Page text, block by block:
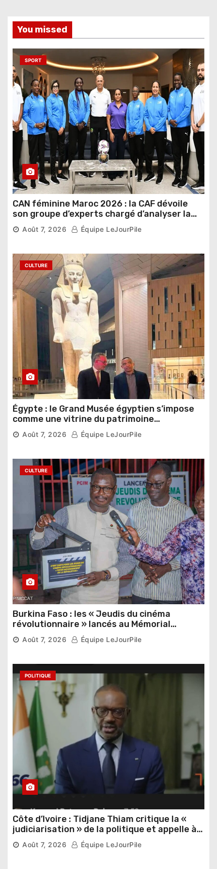
You missed
SPORT
CAN féminine Maroc 2026 : la CAF dévoile
son groupe d’experts chargé d’analyser la
compétition
Août 7, 2026 Équipe LeJourPile
CULTURE
Égypte : le Grand Musée égyptien s’impose
comme une vitrine du patrimoine
pharaonique auprès des dirigeants
étrangers
Août 7, 2026 Équipe LeJourPile
CULTURE
Burkina Faso : les « Jeudis du cinéma
révolutionnaire » lancés au Mémorial
Thomas Sankara
Août 7, 2026 Équipe LeJourPile
POLITIQUE
Côte d’Ivoire : Tidjane Thiam critique la «
judiciarisation » de la politique et appelle à
poursuivre l’apaisement
Août 7, 2026 Équipe LeJourPile